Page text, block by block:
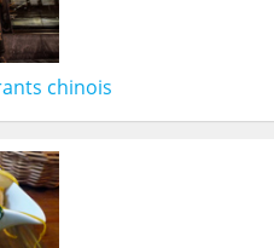
chinois